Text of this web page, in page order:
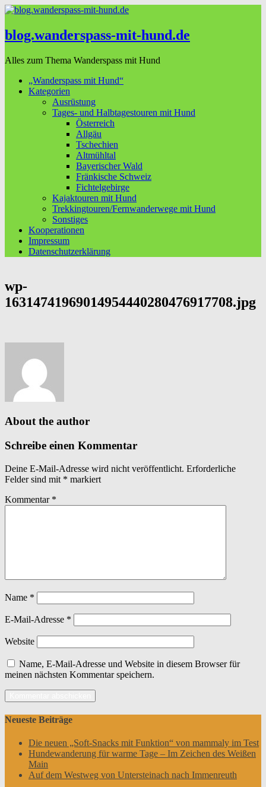
blog.wanderspass-mit-hund.de
Alles zum Thema Wanderspass mit Hund
„Wanderspass mit Hund“
Kategorien
Ausrüstung
Tages- und Halbtagestouren mit Hund
Österreich
Allgäu
Tschechien
Altmühltal
Bayerischer Wald
Fränkische Schweiz
Fichtelgebirge
Kajaktouren mit Hund
Trekkingtouren/Fernwanderwege mit Hund
Sonstiges
Kooperationen
Impressum
Datenschutzerklärung
wp-
16314741969014954440280476917708.jpg
About the author
Schreibe einen Kommentar
Deine E-Mail-Adresse wird nicht veröffentlicht. Erforderliche
Felder sind mit * markiert
Kommentar *
Name *
E-Mail-Adresse *
Website
Name, E-Mail-Adresse und Website in diesem Browser für
meinen nächsten Kommentar speichern.
Neueste Beiträge
Die neuen „Soft-Snacks mit Funktion“ von mammaly im Test
Hundewanderung für warme Tage – Im Zeichen des Weißen
Main
Auf dem Westweg von Untersteinach nach Immenreuth